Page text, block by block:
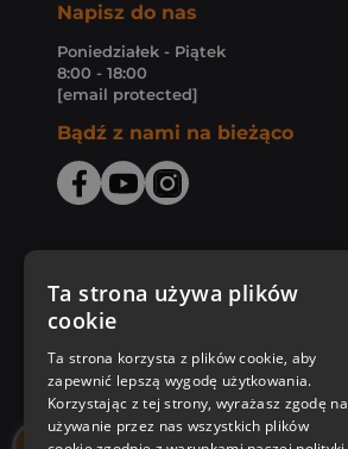
Napisz do nas
Poniedziałek - Piątek
8:00 - 18:00
[email protected]
Bądź z nami na bieżąco
Zakupy u nas
Nasza oferta
Nasi autorzy
Ta strona używa plików
cookie
Ta strona korzysta z plików cookie, aby
zapewnić lepszą wygodę użytkowania.
Korzystając z tej strony, wyrażasz zgodę na
używanie przez nas wszystkich plików